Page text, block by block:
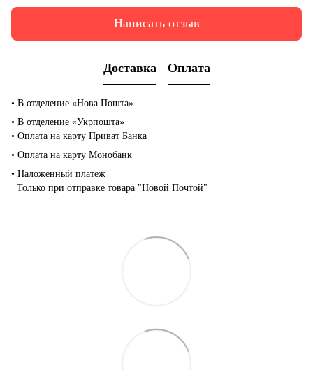
Написать отзыв
Доставка Оплата
• В отделение «Нова Пошта»
• В отделение «Укрпошта»
• Оплата на карту Приват Банка
• Оплата на карту Монобанк
• Наложенный платеж
Только при отправке товара "Новой Почтой"